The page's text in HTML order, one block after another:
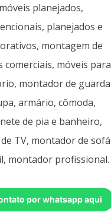
móveis planejados,
planejados e
montagem de
comerciais, móveis para
montador de guarda
armário, cômoda,
de pia e banheiro,
TV, montador de sofá
montador profissional.
por whatsapp aqui